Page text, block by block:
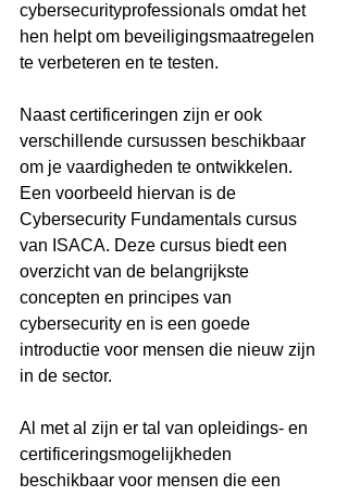
cybersecurityprofessionals omdat het
hen helpt om beveiligingsmaatregelen
te verbeteren en te testen.
Naast certificeringen zijn er ook
verschillende cursussen beschikbaar
om je vaardigheden te ontwikkelen.
Een voorbeeld hiervan is de
Cybersecurity Fundamentals cursus
van ISACA. Deze cursus biedt een
overzicht van de belangrijkste
concepten en principes van
cybersecurity en is een goede
introductie voor mensen die nieuw zijn
in de sector.
Al met al zijn er tal van opleidings- en
certificeringsmogelijkheden
beschikbaar voor mensen die een